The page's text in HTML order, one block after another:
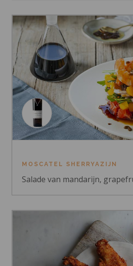
MOSCATEL SHERRYAZIJN
Salade van mandarijn,